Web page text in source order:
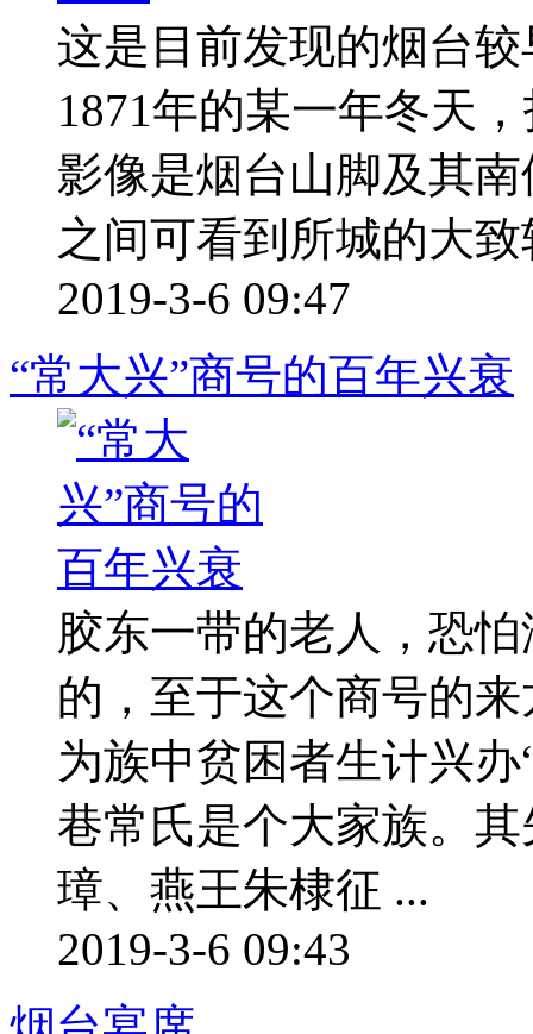
这是目前发现的烟台
1871年的某一年冬天
影像是烟台山脚及其
之间可看到所城的大
2019-3-6 09:47
“常大兴”商号的百年兴衰
胶东一带的老人，恐
的，至于这个商号的
为族中贫困者生计兴
巷常氏是个大家族。
璋、燕王朱棣征 ...
2019-3-6 09:43